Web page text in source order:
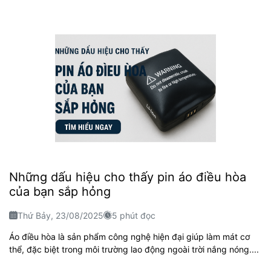
Những dấu hiệu cho thấy pin áo điều hòa
của bạn sắp hỏng
Thứ Bảy, 23/08/2025 5 phút đọc
Áo điều hòa là sản phẩm công nghệ hiện đại giúp làm mát cơ
thể, đặc biệt trong môi trường lao động ngoài trời nắng nóng....